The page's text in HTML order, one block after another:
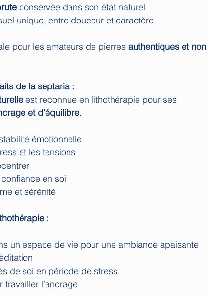
conservée dans son état naturel
unique, entre douceur et caractère
pour les amateurs de pierres authentiques et non
de la septaria :
est reconnue en lithothérapie pour ses
et d’équilibre.
émotionnelle
et les tensions
en soi
et sérénité
:
un espace de vie pour une ambiance apaisante
de soi en période de stress
travailler l’ancrage